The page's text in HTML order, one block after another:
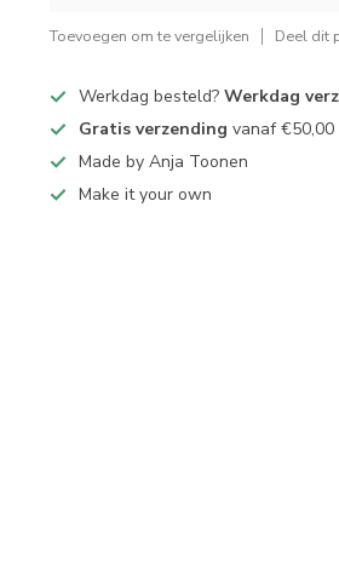
Toevoegen om te vergelijken Deel dit
Werkdag besteld?Werkdag
Gratis verzending vanaf €50,00
Made by Anja Toonen
Make it your own